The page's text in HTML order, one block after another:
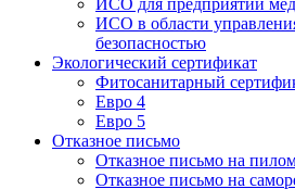
ИСО для предприятий
ИСО в области
безопасностью
Экологический сертификат
Фитосанитарный
Евро 4
Евро 5
Отказное письмо
Отказное письмо на
Отказное письмо на